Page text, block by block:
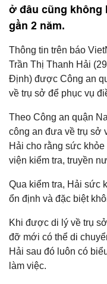
ở đâu cũng không
gần 2 năm.
Thông tin trên báo
Trần Thị Thanh Hải
Định) được Công an
về trụ sở để phục vụ
Theo Công an quận
công an đưa về trụ sở
Hải cho rằng sức
viện kiểm tra, truyền
Qua kiểm tra, Hải sức
ổn định và đặc biệt
Khi được di lý về trụ
đỡ mới có thể di
Hải sau đó luôn có
làm việc.